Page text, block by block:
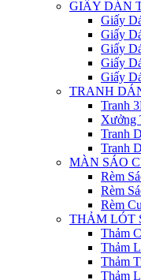
GIẤY DÁN
Giấy
Giấy
Giấy
Giấy
Giấy
TRANH
Tranh
Xưởng
Tranh
Tranh
MÀN SÁO
Rèm
Rèm
Rèm
THẢM LÓT
Thảm
Thảm
Thảm
Thảm